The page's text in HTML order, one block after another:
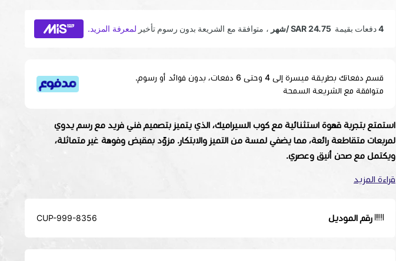
قسم دفعاتك بطريقة ميسرة إلى 4 وحتى 6 دفعات، بدون فوائد أو رسوم.
متوافقة مع الشريعة السمحة
استمتع بتجربة قهوة استثنائية مع كوب السيراميك، الذي يتميز بتصميم فني فريد مع رسم يدوي
لمربعات متقاطعة رائعة، مما يضفي لمسة من التميز والابتكار. مزوّد بمقبض وفوهة غير متماثلة،
ويكتمل مع صحن أنيق وعصري.
اللون:أبيض وأسود
مادة الصنع:سيراميك عالي الجودة
قراءة المزيد
رقم الموديل CUP-999-8356